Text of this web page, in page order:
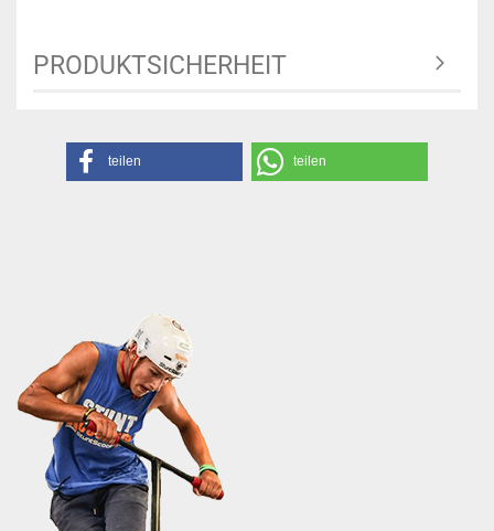
PRODUKTSICHERHEIT
teilen teilen